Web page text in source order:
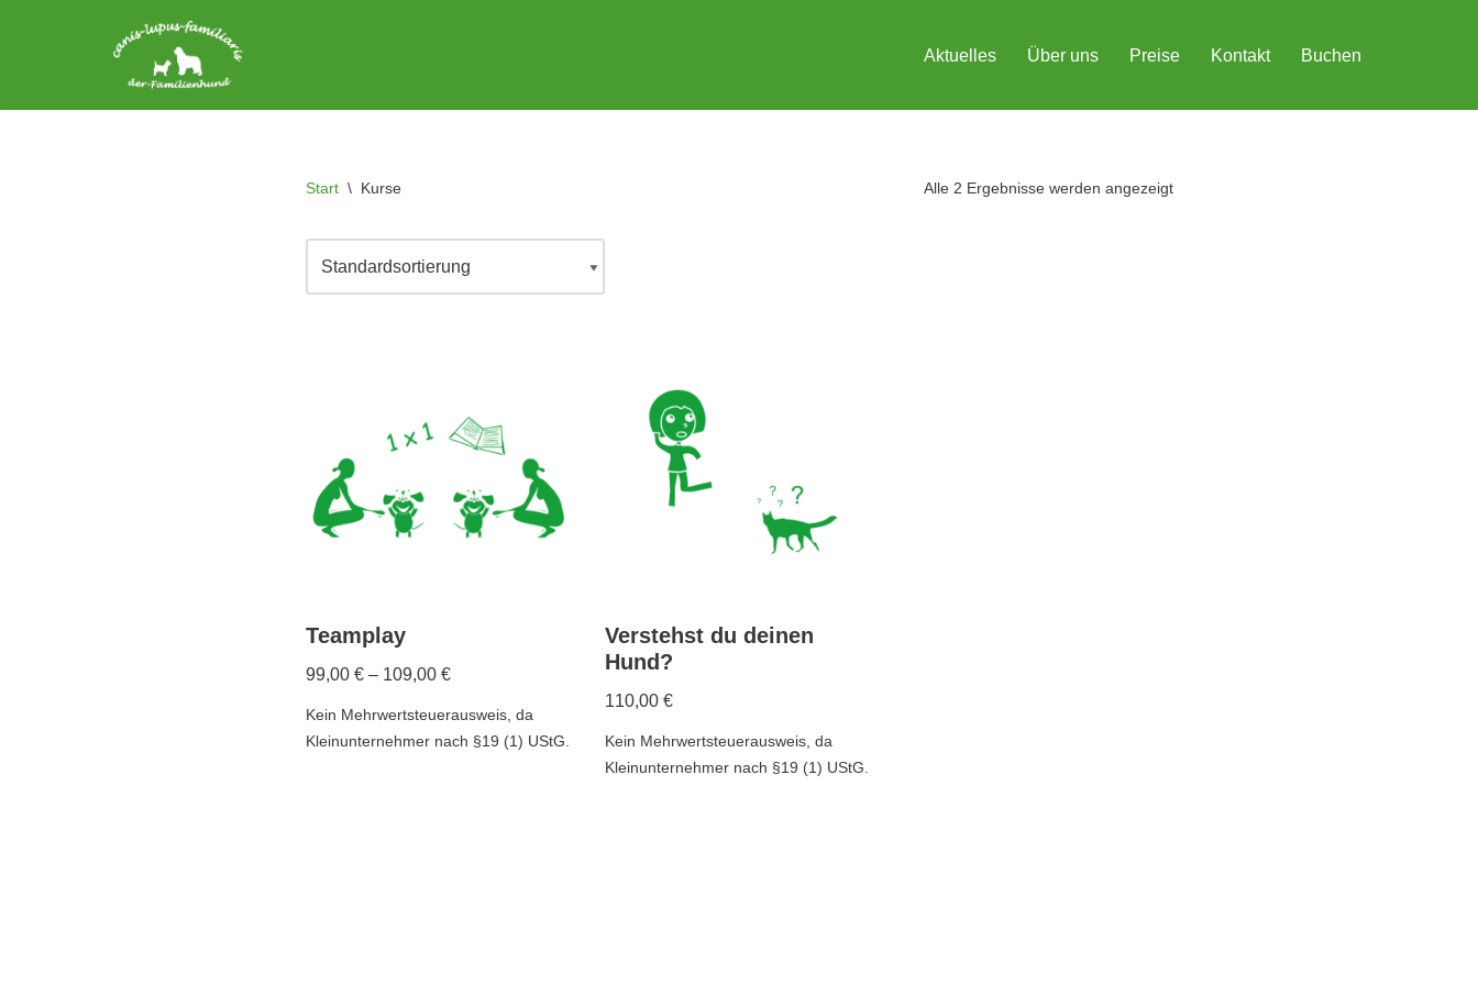
Aktuelles Über uns Preise Kontakt Buchen
Start \ Kurse Alle 2 Ergebnisse werden angezeigt
Teamplay
99,00 €– 109,00 €
Kein Mehrwertsteuerausweis, da
Kleinunternehmer nach §19 (1) UStG.
Verstehst du deinen
Hund?
110,00€
Kein Mehrwertsteuerausweis, da
Kleinunternehmer nach §19 (1) UStG.